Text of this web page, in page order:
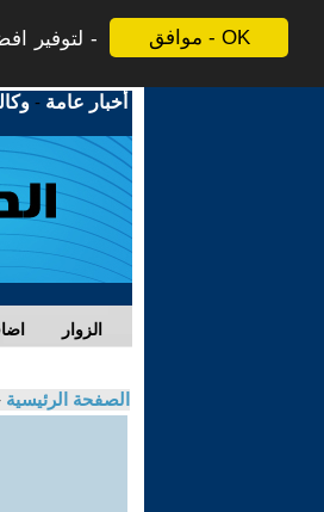
موافق - OK
لتوفير
أخبار عامة -
الزوار
الصفحة الرئيسية